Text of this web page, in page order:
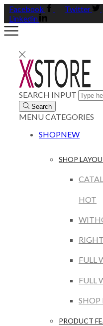
Facebook Twitter
Linkedin
SEARCH INPUT
Search
MENUCATEGORIES
SHOPNEW
SHOP
HOT
FULL
FULL
SHOP
PRODUCT